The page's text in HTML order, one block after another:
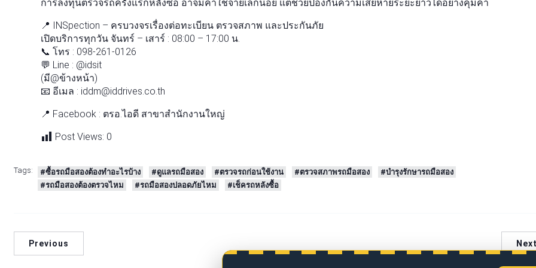
การลงทุนตรวจรถครั้งแรกหลังซื้อ อาจมีค่าใช้จ่ายเล็กน้อย แต่ช่วยป้องกันความเสียหายระยะยาวได้อย่างคุ้มค่า
📍 INSpection – ครบวงจรเรื่องต่อทะเบียน ตรวจสภาพ และประกันภัย
เปิดบริการทุกวัน จันทร์ – เสาร์ : 08:00 – 17:00 น.
📞 โทร : 098-261-0126
💬 Line : @idsit
(มี@ข้างหน้า)
📧 อีเมล : iddm@iddrives.co.th
📍 Facebook : ตรอ.ไอดี สาขาสำนักงานใหญ่
Post Views: 0
Tags: #ซื้อรถมือสองต้องทำอะไรบ้าง #ดูแลรถมือสอง #ตรวจรถก่อนใช้งาน #ตรวจสภาพรถมือสอง
#บำรุงรักษารถมือสอง
#รถมือสองต้องตรวจไหม
#รถมือสองปลอดภัยไหม #เช็ครถหลังซื้อ
Previous